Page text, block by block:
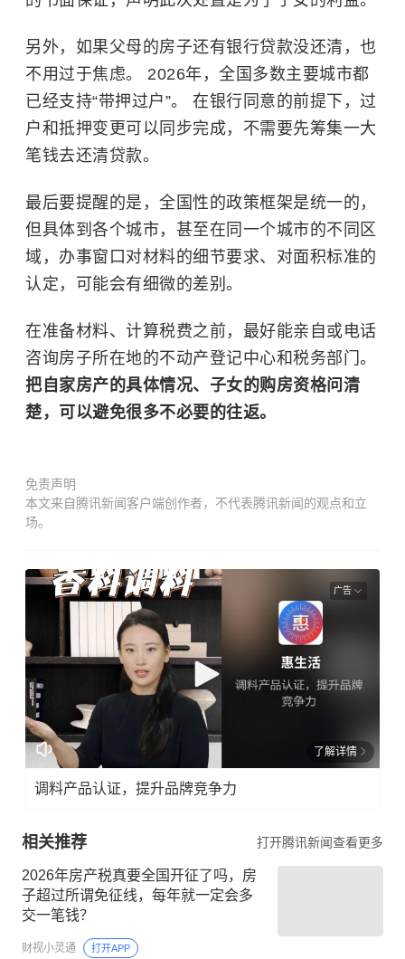
另外，如果父母的房子还有银行贷款没还清，也
不用过于焦虑。 2026年，全国多数主要城市都
已经支持“带押过户”。 在银行同意的前提下，过
户和抵押变更可以同步完成，不需要先筹集一大
笔钱去还清贷款。
最后要提醒的是，全国性的政策框架是统一的，
但具体到各个城市，甚至在同一个城市的不同区
域，办事窗口对材料的细节要求、对面积标准的
认定，可能会有细微的差别。
在准备材料、计算税费之前，最好能亲自或电话
咨询房子所在地的不动产登记中心和税务部门。
把自家房产的具体情况、子女的购房资格问清
楚，可以避免很多不必要的往返。
免责声明
本文来自腾讯新闻客户端创作者，不代表腾讯新闻的观点和立
场。
广告
了解详情
调料产品认证，提升品牌竞争力
相关推荐 打开腾讯新闻查看更多
2026年房产税真要全国开征了吗，房
子超过所谓免征线，每年就一定会多
交一笔钱？
财视小灵通 打开APP